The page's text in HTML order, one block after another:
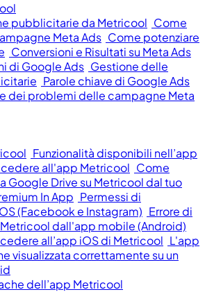
pubblicitarie da Metricool Come
Meta Ads Come potenziare
Conversioni e Risultati su Meta Ads
di Google Ads Gestione delle
Parole chiave di Google Ads
dei problemi delle campagne Meta
Funzionalità disponibili nell’app
all'app Metricool Come
Google Drive su Metricool dal tuo
In App Permessi di
(Facebook e Instagram) Errore di
dall'app mobile (Android)
all’app iOS di Metricool L'app
visualizzata correttamente su un
dell’app Metricool